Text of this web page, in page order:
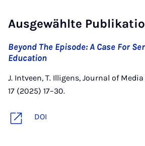
Ausgewählte
Beyond The Episode: A Case For
Education
J. Intveen, T. Illigens, Journal of
17 (2025) 17–30.
DOI